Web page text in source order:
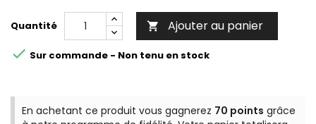
Quantité  Ajouter au panier
 Sur commande - Non tenu en stock
En achetant ce produit vous gagnerez 70 points grâce